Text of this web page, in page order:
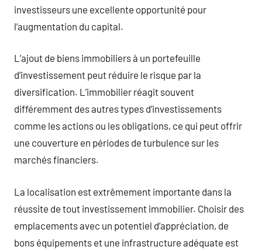
investisseurs une excellente opportunité pour
l’augmentation du capital.
L’ajout de biens immobiliers à un portefeuille
d’investissement peut réduire le risque par la
diversification. L’immobilier réagit souvent
différemment des autres types d’investissements
comme les actions ou les obligations, ce qui peut offrir
une couverture en périodes de turbulence sur les
marchés financiers.
La localisation est extrêmement importante dans la
réussite de tout investissement immobilier. Choisir des
emplacements avec un potentiel d’appréciation, de
bons équipements et une infrastructure adéquate est